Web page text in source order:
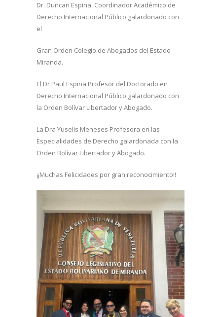
Dr. Duncan Espina, Coordinador Académico de
Derecho Internacional Público galardonado con
el
Gran Orden Colegio de Abogados del Estado
Miranda.
El Dr Paul Espina Profesor del Doctorado en
Derecho Internacional Público galardonado con
la Orden Bolívar Libertador y Abogado.
La Dra Yuselis Meneses Profesora en las
Especialidades de Derecho galardonada con la
Orden Bolívar Libertador y Abogado.
¡¡Muchas Felicidades por gran reconocimiento!!